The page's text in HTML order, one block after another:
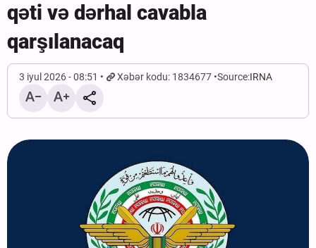
qəti və dərhal cavabla
qarşılanacaq
3 iyul 2026 - 08:51 Xəbər kodu: 1834677 Source:IRNA